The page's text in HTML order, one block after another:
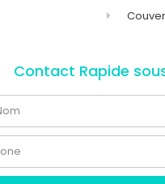
Contact Rapide